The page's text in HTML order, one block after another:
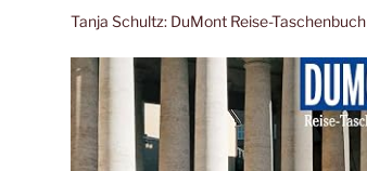
Tanja Schultz: DuMont Reise-Taschenbuch